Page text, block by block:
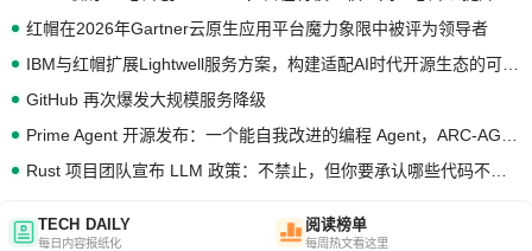
红帽在2026年Gartner云原生应用平台魔力象限中被评为领导者
GitHub 再次爆发大规模服务降级
TECH DAILY
每日内容报纸化
阅读榜单
每周热文看这里